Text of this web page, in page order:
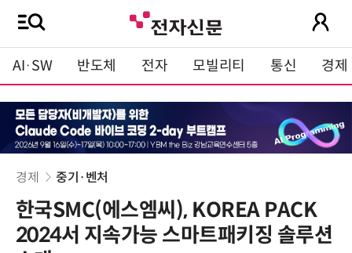
AI·SW 반도체 전자 모빌리티 통신 경제
경제 중기·벤처
한국SMC(에스엠씨), KOREA PACK
2024서 지속가능 스마트패키징 솔루션